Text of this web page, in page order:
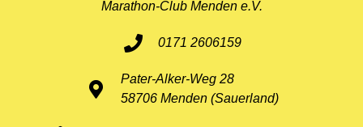
Marathon-Club Menden e.V.
0171 2606159
Pater-Alker-Weg 28
58706 Menden (Sauerland)